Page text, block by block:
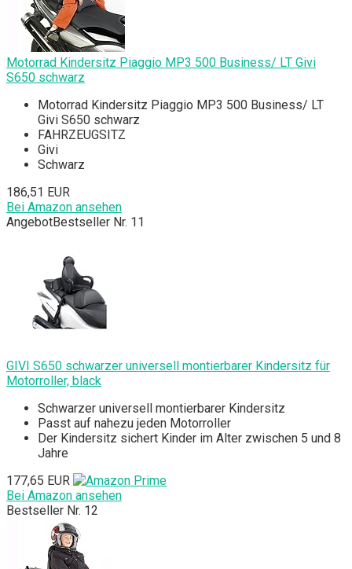
Motorrad Kindersitz Piaggio MP3 500 Business/ LT Givi
S650 schwarz
Motorrad Kindersitz Piaggio MP3 500 Business/ LT
Givi S650 schwarz
FAHRZEUGSITZ
Givi
Schwarz
186,51 EUR
Bei Amazon ansehen
AngebotBestseller Nr. 11
GIVI S650 schwarzer universell montierbarer Kindersitz für
Motorroller, black
Schwarzer universell montierbarer Kindersitz
Passt auf nahezu jeden Motorroller
Der Kindersitz sichert Kinder im Alter zwischen 5 und 8
Jahre
177,65 EUR
Bei Amazon ansehen
Bestseller Nr. 12